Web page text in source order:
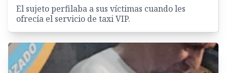
El sujeto perfilaba a sus víctimas cuando les
ofrecía el servicio de taxi VIP.